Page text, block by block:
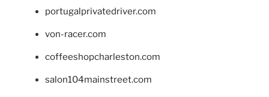
portugalprivatedriver.com
von-racer.com
coffeeshopcharleston.com
salon104mainstreet.com